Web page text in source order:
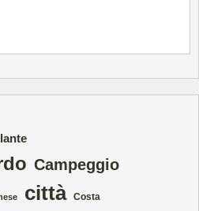
Campeggio
città Costa